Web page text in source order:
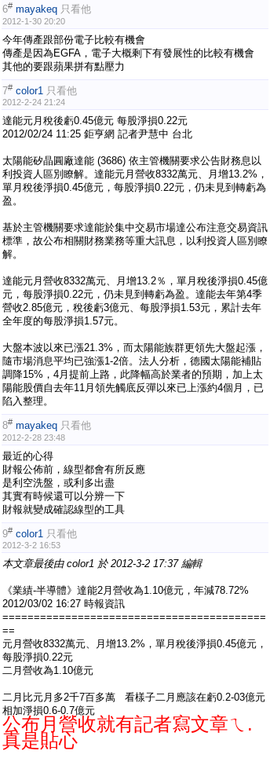
6# mayakeq 只看他
2012-1-30 20:20
今年傳產跟部份電子比較有機會
傳產是因為EGFA，電子大概剩下有發展性的比較有機會
其他的要跟蘋果拼有點壓力
7# color1 只看他
2012-2-24 21:24
達能元月稅後虧0.45億元 每股淨損0.22元
2012/02/24 11:25 鉅亨網 記者尹慧中 台北
太陽能矽晶圓廠達能 (3686) 依主管機關要求公告財務息以
利投資人區別瞭解。達能元月營收8332萬元、月增13.2%，
單月稅後淨損0.45億元，每股淨損0.22元，仍未見到轉虧為
盈。
基於主管機關要求達能於集中交易市場達公布注意交易資訊
標準，故公布相關財務業務等重大訊息，以利投資人區別瞭
解。
達能元月營收8332萬元、月增13.2％，單月稅後淨損0.45億
元，每股淨損0.22元，仍未見到轉虧為盈。達能去年第4季
營收2.85億元，稅後虧3億元、每股淨損1.53元，累計去年
全年度的每股淨損1.57元。
大盤本波以來已漲21.3%，而太陽能族群更領先大盤起漲，
隨市場消息平均已強漲1-2倍。法人分析，德國太陽能補貼
調降15%，4月提前上路，此降幅高於業者的預期，加上太
陽能股價自去年11月領先觸底反彈以來已上漲約4個月，已
陷入整理。
8# mayakeq 只看他
2012-2-28 23:48
最近的心得
財報公佈前，線型都會有所反應
是利空洗盤，或利多出盡
其實有時候還可以分辨一下
財報就變成確認線型的工具
9# color1 只看他
2012-3-2 16:53
本文章最後由 color1 於 2012-3-2 17:37 編輯
《業績-半導體》達能2月營收為1.10億元，年減78.72%
2012/03/02 16:27 時報資訊
==========================================
==
元月營收8332萬元、月增13.2%，單月稅後淨損0.45億元，
每股淨損0.22元
二月營收為1.10億元
二月比元月多2千7百多萬 看樣子二月應該在虧0.2-03億元
相加淨損0.6-0.7億元
公布月營收就有記者寫文章ㄟ.
真是貼心